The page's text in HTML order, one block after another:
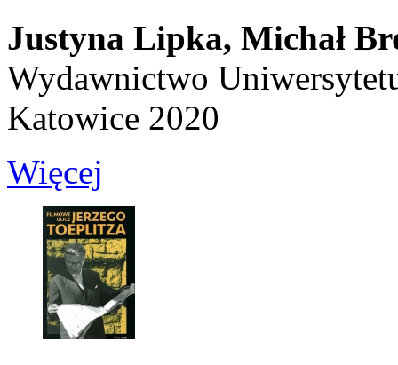
Justyna Lipka, Michał
Wydawnictwo
Katowice 2020
Więcej